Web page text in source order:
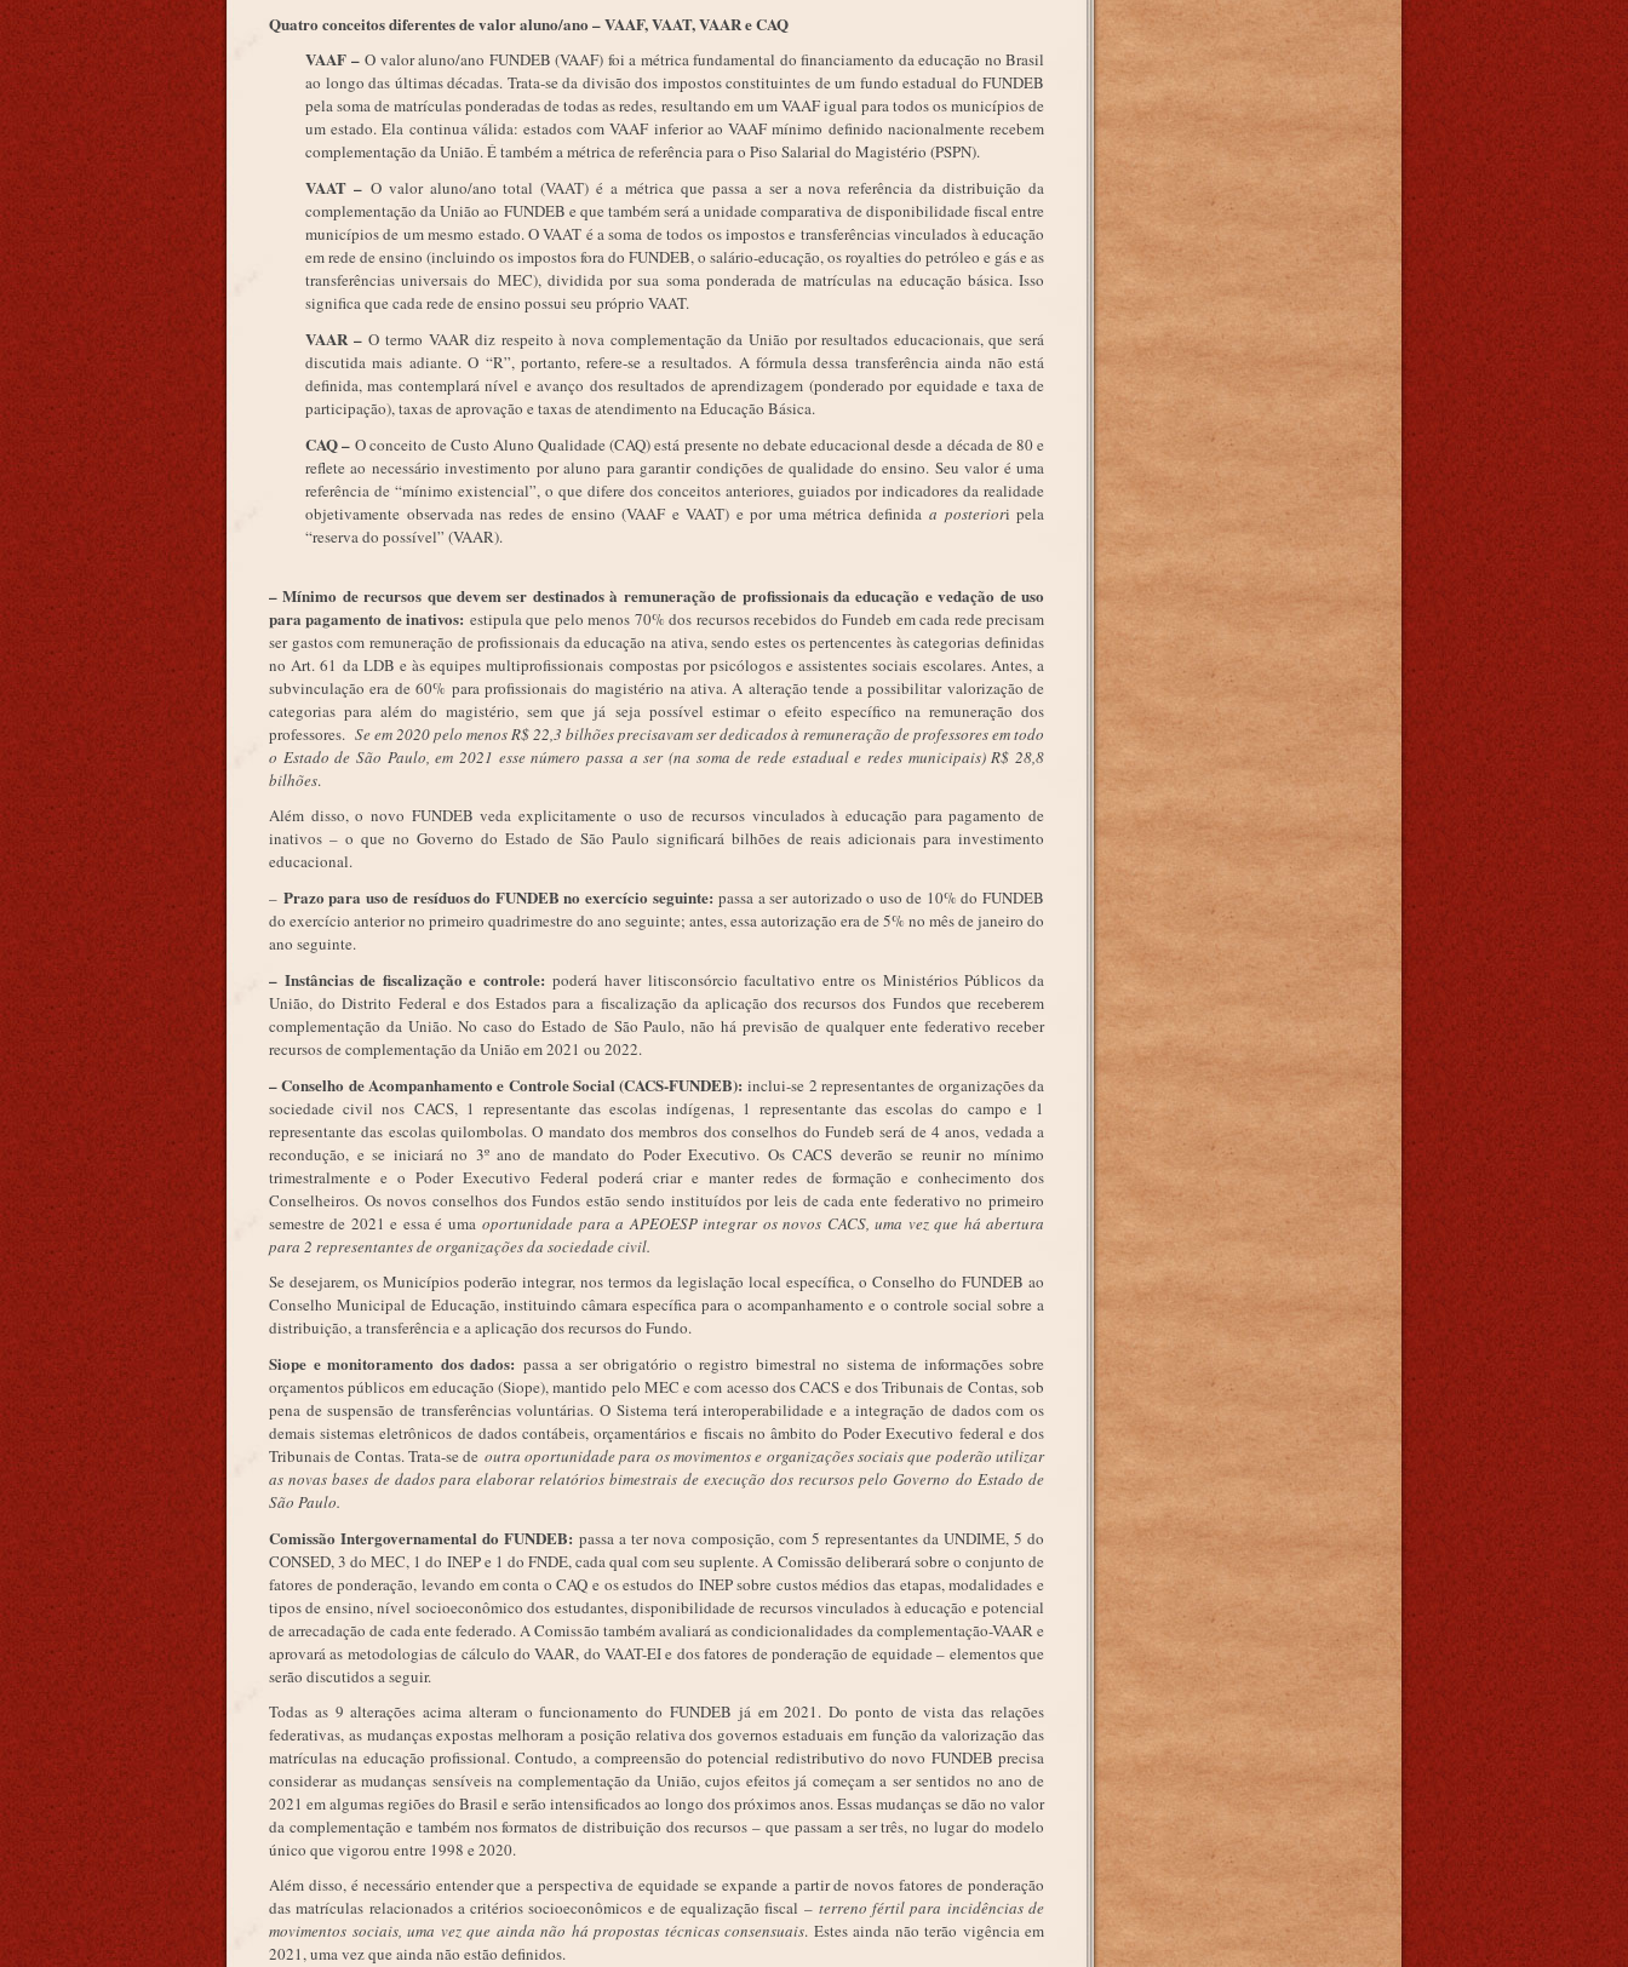
Quatro conceitos diferentes de valor aluno/ano – VAAF, VAAT, VAAR e CAQ
VAAF – O valor aluno/ano FUNDEB (VAAF) foi a métrica fundamental do financiamento da educação no Brasil
ao longo das últimas décadas. Trata-se da divisão dos impostos constituintes de um fundo estadual do FUNDEB
pela soma de matrículas ponderadas de todas as redes, resultando em um VAAF igual para todos os municípios de
um estado. Ela continua válida: estados com VAAF inferior ao VAAF mínimo definido nacionalmente recebem
complementação da União. É também a métrica de referência para o Piso Salarial do Magistério (PSPN).
VAAT – O valor aluno/ano total (VAAT) é a métrica que passa a ser a nova referência da distribuição da
complementação da União ao FUNDEB e que também será a unidade comparativa de disponibilidade fiscal entre
municípios de um mesmo estado. O VAAT é a soma de todos os impostos e transferências vinculados à educação
em rede de ensino (incluindo os impostos fora do FUNDEB, o salário-educação, os royalties do petróleo e gás e as
transferências universais do MEC), dividida por sua soma ponderada de matrículas na educação básica. Isso
significa que cada rede de ensino possui seu próprio VAAT.
VAAR –O termo VAAR diz respeito à nova complementação da União por resultados educacionais, que será
discutida mais adiante. O “R”, portanto, refere-se a resultados. A fórmula dessa transferência ainda não está
definida, mas contemplará nível e avanço dos resultados de aprendizagem (ponderado por equidade e taxa de
participação), taxas de aprovação e taxas de atendimento na Educação Básica.
CAQ –O conceito de Custo Aluno Qualidade (CAQ) está presente no debate educacional desde a década de 80 e
reflete ao necessário investimento por aluno para garantir condições de qualidade do ensino. Seu valor é uma
referência de “mínimo existencial”, o que difere dos conceitos anteriores, guiados por indicadores da realidade
objetivamente observada nas redes de ensino (VAAF e VAAT) e por uma métrica definida a posteriori pela
“reserva do possível” (VAAR).
– Mínimo de recursos que devem ser destinados à remuneração de profissionais da educação e vedação de uso
para pagamento de inativos: estipula que pelo menos 70% dos recursos recebidos do Fundeb em cada rede precisam
ser gastos com remuneração de profissionais da educação na ativa, sendo estes os pertencentes às categorias definidas
no Art. 61 da LDB e às equipes multiprofissionais compostas por psicólogos e assistentes sociais escolares. Antes, a
subvinculação era de 60% para profissionais do magistério na ativa. A alteração tende a possibilitar valorização de
categorias para além do magistério, sem que já seja possível estimar o efeito específico na remuneração dos
professores. Se em 2020 pelo menos R$ 22,3 bilhões precisavam ser dedicados à remuneração de professores em todo
o Estado de São Paulo, em 2021 esse número passa a ser (na soma de rede estadual e redes municipais) R$ 28,8
bilhões.
Além disso, o novo FUNDEB veda explicitamente o uso de recursos vinculados à educação para pagamento de
inativos – o que no Governo do Estado de São Paulo significará bilhões de reais adicionais para investimento
educacional.
– Prazo para uso de resíduos do FUNDEB no exercício seguinte:passa a ser autorizado o uso de 10% do FUNDEB
do exercício anterior no primeiro quadrimestre do ano seguinte; antes, essa autorização era de 5% no mês de janeiro do
ano seguinte.
– Instâncias de fiscalização e controle:poderá haver litisconsórcio facultativo entre os Ministérios Públicos da
União, do Distrito Federal e dos Estados para a fiscalização da aplicação dos recursos dos Fundos que receberem
complementação da União. No caso do Estado de São Paulo, não há previsão de qualquer ente federativo receber
recursos de complementação da União em 2021 ou 2022.
– Conselho de Acompanhamento e Controle Social (CACS-FUNDEB):inclui-se 2 representantes de organizações da
sociedade civil nos CACS, 1 representante das escolas indígenas, 1 representante das escolas do campo e 1
representante das escolas quilombolas. O mandato dos membros dos conselhos do Fundeb será de 4 anos, vedada a
recondução, e se iniciará no 3º ano de mandato do Poder Executivo. Os CACS deverão se reunir no mínimo
trimestralmente e o Poder Executivo Federal poderá criar e manter redes de formação e conhecimento dos
Conselheiros. Os novos conselhos dos Fundos estão sendo instituídos por leis de cada ente federativo no primeiro
semestre de 2021 e essa é umaoportunidade para a APEOESP integrar os novos CACS, uma vez que há abertura
para 2 representantes de organizações da sociedade civil.
Se desejarem, os Municípios poderão integrar, nos termos da legislação local específica, o Conselho do FUNDEB ao
Conselho Municipal de Educação, instituindo câmara específica para o acompanhamento e o controle social sobre a
distribuição, a transferência e a aplicação dos recursos do Fundo.
Siope e monitoramento dos dados: passa a ser obrigatório o registro bimestral no sistema de informações sobre
orçamentos públicos em educação (Siope), mantido pelo MEC e com acesso dos CACS e dos Tribunais de Contas, sob
pena de suspensão de transferências voluntárias. O Sistema terá interoperabilidade e a integração de dados com os
demais sistemas eletrônicos de dados contábeis, orçamentários e fiscais no âmbito do Poder Executivo federal e dos
Tribunais de Contas. Trata-se de outra oportunidade para os movimentos e organizações sociais que poderão utilizar
as novas bases de dados para elaborar relatórios bimestrais de execução dos recursos pelo Governo do Estado de
São Paulo.
Comissão Intergovernamental do FUNDEB:passa a ter nova composição, com 5 representantes da UNDIME, 5 do
CONSED, 3 do MEC, 1 do INEP e 1 do FNDE, cada qual com seu suplente. A Comissão deliberará sobre o conjunto de
fatores de ponderação, levando em conta o CAQ e os estudos do INEP sobre custos médios das etapas, modalidades e
tipos de ensino, nível socioeconômico dos estudantes, disponibilidade de recursos vinculados à educação e potencial
de arrecadação de cada ente federado. A Comissão também avaliará as condicionalidades da complementação-VAAR e
aprovará as metodologias de cálculo do VAAR, do VAAT-EI e dos fatores de ponderação de equidade – elementos que
serão discutidos a seguir.
Todas as 9 alterações acima alteram o funcionamento do FUNDEB já em 2021. Do ponto de vista das relações
federativas, as mudanças expostas melhoram a posição relativa dos governos estaduais em função da valorização das
matrículas na educação profissional. Contudo, a compreensão do potencial redistributivo do novo FUNDEB precisa
considerar as mudanças sensíveis na complementação da União, cujos efeitos já começam a ser sentidos no ano de
2021 em algumas regiões do Brasil e serão intensificados ao longo dos próximos anos. Essas mudanças se dão no valor
da complementação e também nos formatos de distribuição dos recursos – que passam a ser três, no lugar do modelo
único que vigorou entre 1998 e 2020.
Além disso, é necessário entender que a perspectiva de equidade se expande a partir de novos fatores de ponderação
das matrículas relacionados a critérios socioeconômicos e de equalização fiscal – terreno fértil para incidências de
movimentos sociais, uma vez que ainda não há propostas técnicas consensuais. Estes ainda não terão vigência em
2021, uma vez que ainda não estão definidos.